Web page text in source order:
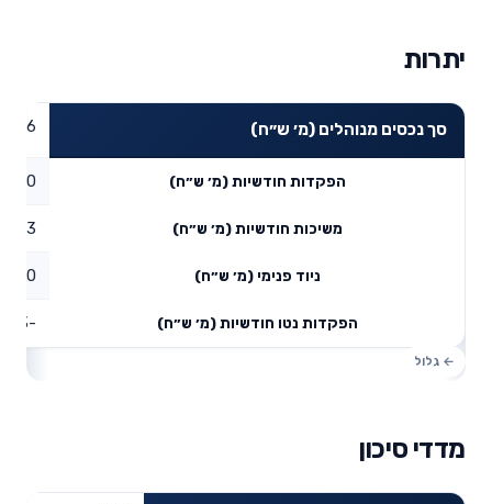
יתרות
סך נכסים מנוהלים (מ׳ ש״ח)
הפקדות חודשיות (מ׳ ש״ח) 0
משיכות חודשיות (מ׳ ש״ח) 0.03
ניוד פנימי (מ׳ ש״ח) 0
הפקדות נטו חודשיות (מ׳ ש״ח) -0.03
מדדי סיכון